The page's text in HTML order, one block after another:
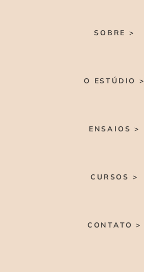
SOBRE >
O ESTÚDIO >
ENSAIOS >
CURSOS >
CONTATO >